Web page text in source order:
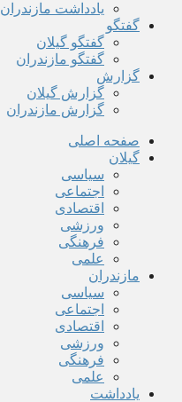
یادداشت مازندران
گفتگو
گفتگو گیلان
گفتگو مازندران
گزارش
گزارش گیلان
گزارش مازندران
صفحه اصلی
گیلان
سیاسی
اجتماعی
اقتصادی
ورزشی
فرهنگی
علمی
مازندران
سیاسی
اجتماعی
اقتصادی
ورزشی
فرهنگی
علمی
یادداشت